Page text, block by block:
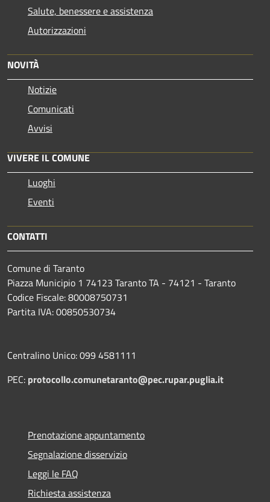
Salute, benessere e assistenza
Autorizzazioni
NOVITÀ
Notizie
Comunicati
Avvisi
VIVERE IL COMUNE
Luoghi
Eventi
CONTATTI
Comune di Taranto
Piazza Municipio 1 74123 Taranto TA - 74121 - Taranto
Codice Fiscale: 80008750731
Partita IVA: 00850530734
Centralino Unico: 099 4581111
PEC: protocollo.comunetaranto@pec.rupar.puglia.it
Prenotazione appuntamento
Segnalazione disservizio
Leggi le FAQ
Richiesta assistenza